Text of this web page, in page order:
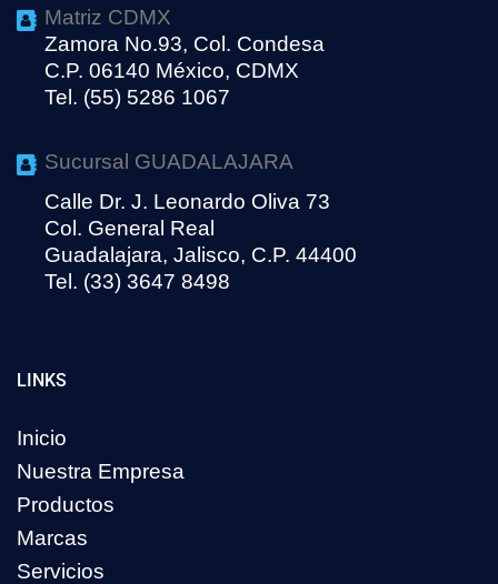
Matriz CDMX
Zamora No.93, Col. Condesa
C.P. 06140 México, CDMX
Tel. (55) 5286 1067
Sucursal GUADALAJARA
Calle Dr. J. Leonardo Oliva 73
Col. General Real
Guadalajara, Jalisco, C.P. 44400
Tel. (33) 3647 8498
LINKS
Inicio
Nuestra Empresa
Productos
Marcas
Servicios